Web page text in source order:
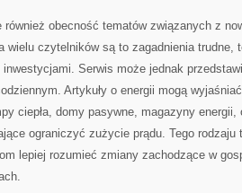
również obecność tematów związanych z
wielu czytelników są to zagadnienia trudne,
inwestycjami. Serwis może jednak
Artykuły o energii mogą
ciepła, domy pasywne, magazyny
ograniczyć zużycie prądu. Tego
lepiej rozumieć zmiany zachodzące w